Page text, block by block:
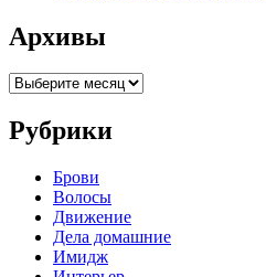
Архивы
Архивы
Рубрики
Брови
Волосы
Движение
Дела домашние
Имидж